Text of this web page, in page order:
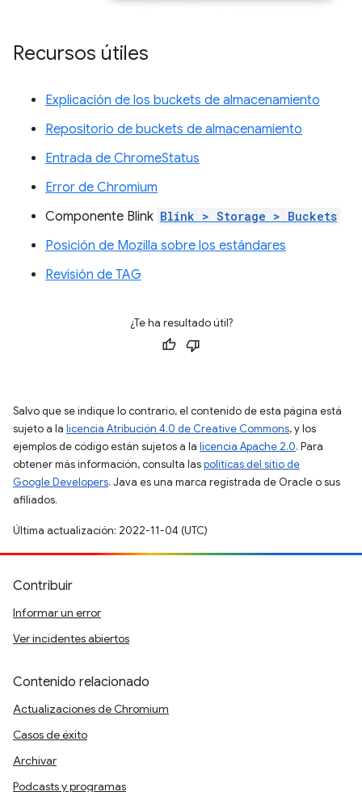
Recursos útiles
Explicación de los buckets de almacenamiento
Repositorio de buckets de almacenamiento
Entrada de ChromeStatus
Error de Chromium
Componente Blink Blink > Storage > Buckets
Posición de Mozilla sobre los estándares
Revisión de TAG
¿Te ha resultado útil?
Salvo que se indique lo contrario, el contenido de esta página está
sujeto a la licencia Atribución 4.0 de Creative Commons, y los
ejemplos de código están sujetos a la licencia Apache 2.0. Para
obtener más información, consulta laspolíticas del sitio de
Google Developers. Java es una marca registrada de Oracle o sus
afiliados.
Última actualización: 2022-11-04 (UTC)
Contribuir
Informar un error
Ver incidentes abiertos
Contenido relacionado
Actualizaciones de Chromium
Casos de éxito
Archivar
Podcasts y programas